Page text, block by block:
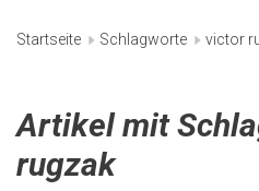
Startseite Schlagworte victor
Artikel mit
rugzak